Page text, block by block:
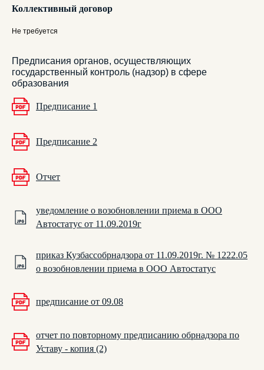
Коллективный договор
Не требуется
Предписания органов, осуществляющих
государственный контроль (надзор) в сфере
образования
Предписание 1
Предписание 2
Отчет
уведомление о возобновлении приема в ООО
Автостатус от 11.09.2019г
приказ Кузбассобрнадзора от 11.09.2019г. № 1222.05
о возобновлении приема в ООО Автостатус
предписание от 09.08
отчет по повторному предписанию обрнадзора по
Уставу - копия (2)